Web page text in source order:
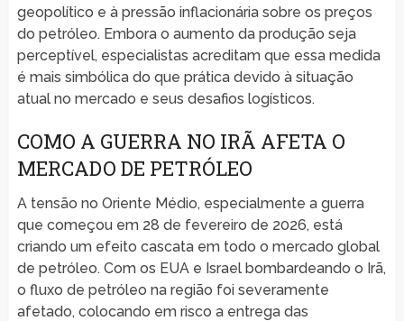
geopolítico e à pressão inflacionária sobre os preços
do petróleo. Embora o aumento da produção seja
perceptível, especialistas acreditam que essa medida
é mais simbólica do que prática devido à situação
atual no mercado e seus desafios logísticos.
COMO A GUERRA NO IRÃ AFETA O
MERCADO DE PETRÓLEO
A tensão no Oriente Médio, especialmente a guerra
que começou em 28 de fevereiro de 2026, está
criando um efeito cascata em todo o mercado global
de petróleo. Com os EUA e Israel bombardeando o Irã,
o fluxo de petróleo na região foi severamente
afetado, colocando em risco a entrega das